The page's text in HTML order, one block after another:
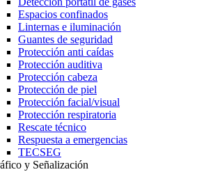
Espacios confinados
Linternas e iluminación
Guantes de seguridad
Protección anti caídas
Protección auditiva
Protección cabeza
Protección de piel
Protección facial/visual
Protección respiratoria
Rescate técnico
Respuesta a emergencias
TECSEG
y Señalización